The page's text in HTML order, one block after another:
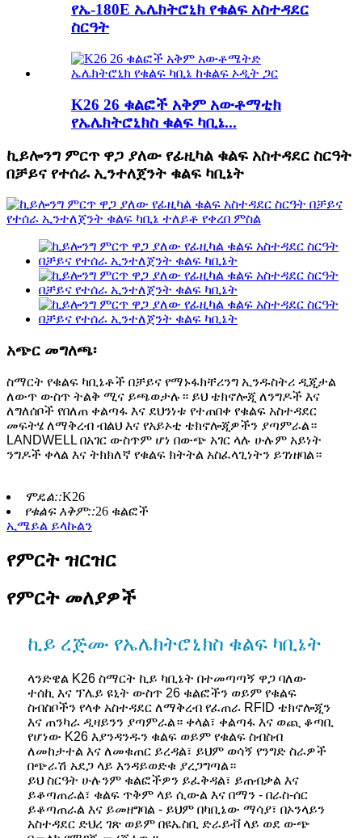
የኤ-180E ኤሌክትሮኒክ የቁልፍ አስተዳደር
ስርዓት
K26 26 ቁልፎች አቅም አውቶማቲክ
የኤሌክትሮኒክስ ቁልፍ ካቢኔ...
ኪይሎንግ ምርጥ ዋጋ ያለው የፊዚካል ቁልፍ አስተዳደር ስርዓት
በቻይና የተሰራ ኢንተለጀንት ቁልፍ ካቢኔት
አጭር መግለጫ፡
ስማርት የቁልፍ ካቢኔቶች በቻይና የማኑፋክቸሪንግ ኢንዱስትሪ ዲጂታል
ለውጥ ውስጥ ትልቅ ሚና ይጫወታሉ። ይህ ቴክኖሎጂ ለንግዶች እና
ለግለሰቦች የበለጠ ቀልጣፋ እና ደህንነቱ የተጠበቀ የቁልፍ አስተዳደር
መፍትሄ ለማቅረብ ብልህ እና የአይኦቲ ቴክኖሎጂዎችን ያጣምራል።
LANDWELL በአገር ውስጥም ሆነ በውጭ አገር ላሉ ሁሉም አይነት
ንግዶች ቀላል እና ትክክለኛ የቁልፍ ክትትል አስፈላጊነትን ይገነዘባል።
ሞዴል::K26
የቁልፍ አቅም::26 ቁልፎች
ኢሜይል ይላኩልን
የምርት ዝርዝር
የምርት መለያዎች
ኪይ ረጅሙ የኤሌክትሮኒክስ ቁልፍ ካቢኔት
ላንድዌል K26 ስማርት ኪይ ካቢኔት በተመጣጣኝ ዋጋ ባለው
ተሰኪ እና ፕሌይ ዩኒት ውስጥ 26 ቁልፎችን ወይም የቁልፍ
ስብስቦችን የላቀ አስተዳደር ለማቅረብ የፈጠራ RFID ቴክኖሎጂን
እና ጠንካራ ዲዛይንን ያጣምራል። ቀላል፣ ቀልጣፋ እና ወጪ ቆጣቢ
የሆነው K26 እያንዳንዱን ቁልፍ ወይም የቁልፍ ስብስብ
ለመከታተል እና ለመቁጠር ይረዳል፣ ይህም ወሳኝ የንግድ ስራዎች
በጭራሽ አደጋ ላይ እንዳይወድቁ ያረጋግጣል።
ይህ ስርዓት ሁሉንም ቁልፎችዎን ይፈቅዳል፣ ይጠብቃል እና
ይቆጣጠራል፣ ቁልፍ ጥቅም ላይ ሲውል እና በማን - በራስ-ሰር
ይቆጣጠራል እና ይመዘግባል - ይህም በካቢኔው ማሳያ፣ በኦንላይን
አስተዳደር ድህረ ገጽ ወይም በዩኤስቢ ድራይቭ ላይ ወደ ውጭ